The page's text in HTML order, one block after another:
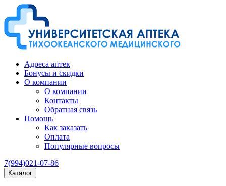
Адреса аптек
Бонусы и скидки
О компании
О компании
Контакты
Обратная связь
Помощь
Как заказать
Оплата
Популярные вопросы
7(994)021-07-86
Каталог